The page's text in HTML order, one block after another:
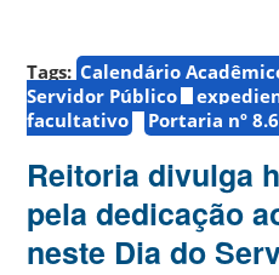
Tags: Calendário
Servidor Público
facultativo
Portaria nº
Reitoria divulga
pela dedicação
neste Dia do